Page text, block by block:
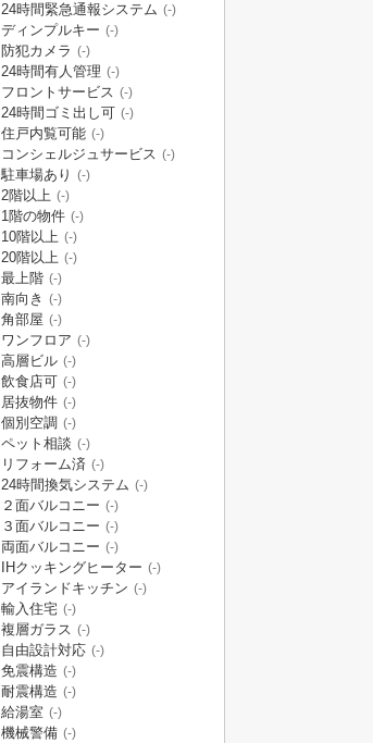
24時間緊急通報システム (-)
ディンプルキー (-)
防犯カメラ (-)
24時間有人管理 (-)
フロントサービス (-)
24時間ゴミ出し可 (-)
住戸内覧可能 (-)
コンシェルジュサービス (-)
駐車場あり (-)
2階以上 (-)
1階の物件 (-)
10階以上 (-)
20階以上 (-)
最上階 (-)
南向き (-)
角部屋 (-)
ワンフロア (-)
高層ビル (-)
飲食店可 (-)
居抜物件 (-)
個別空調 (-)
ペット相談 (-)
リフォーム済 (-)
24時間換気システム (-)
２面バルコニー (-)
３面バルコニー (-)
両面バルコニー (-)
IHクッキングヒーター (-)
アイランドキッチン (-)
輸入住宅 (-)
複層ガラス (-)
自由設計対応 (-)
免震構造 (-)
耐震構造 (-)
給湯室 (-)
機械警備 (-)